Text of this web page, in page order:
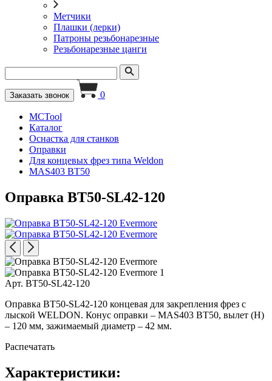
Метчики
Плашки (лерки)
Патроны резьбонарезные
Резьбонарезные цанги
Заказать звонок 0
MCTool
Каталог
Оснастка для станков
Оправки
Для концевых фрез типа Weldon
MAS403 BT50
Оправка BT50-SL42-120
Арт. BT50-SL42-120
Оправка BT50-SL42-120 концевая для закрепления фрез с
лыской WELDON. Конус оправки – MAS403 BT50, вылет (H)
– 120 мм, зажимаемый диаметр – 42 мм.
Распечатать
Характеристики: